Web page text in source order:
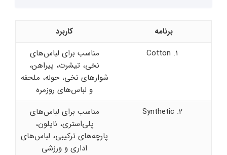
برنامه
کاربرد
1. Cotton
مناسب برای لباس‌های
نخی، تیشرت، پیراهن،
شوارهای نخی، حوله، ملحفه
و لباس‌های روزمره
2. Synthetic
مناسب برای لباس‌های
پلی‌استری، نایلون،
پارچه‌های ترکیبی، لباس‌های
اداری و ورزشی